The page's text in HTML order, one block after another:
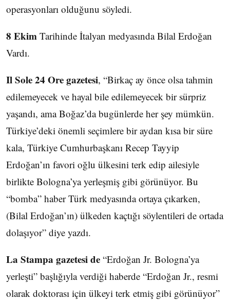
operasyonları olduğunu söyledi.
8 Ekim Tarihinde İtalyan medyasında Bilal Erdoğan
Vardı.
Il Sole 24 Ore gazetesi, “Birkaç ay önce olsa tahmin
edilemeyecek ve hayal bile edilemeyecek bir sürpriz
yaşandı, ama Boğaz’da bugünlerde her şey mümkün.
Türkiye’deki önemli seçimlere bir aydan kısa bir süre
kala, Türkiye Cumhurbaşkanı Recep Tayyip
Erdoğan’ın favori oğlu ülkesini terk edip ailesiyle
birlikte Bologna’ya yerleşmiş gibi görünüyor. Bu
“bomba” haber Türk medyasında ortaya çıkarken,
(Bilal Erdoğan’ın) ülkeden kaçtığı söylentileri de ortada
dolaşıyor” diye yazdı.
La Stampa gazetesi de “Erdoğan Jr. Bologna’ya
yerleşti” başlığıyla verdiği haberde “Erdoğan Jr., resmi
olarak doktorası için ülkeyi terk etmiş gibi görünüyor”